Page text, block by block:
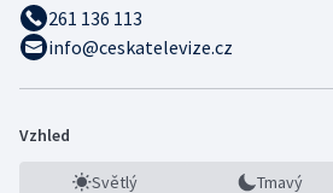
261 136 113
info@ceskatelevize.cz
Vzhled
Světlý Tmavý